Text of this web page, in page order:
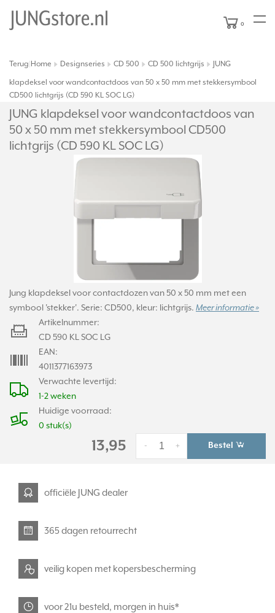
0
Terug Home Designseries CD 500 CD 500 lichtgrijs
JUNG
klapdeksel voor wandcontactdoos van 50 x 50 mm met stekkersymbool
CD500 lichtgrijs (CD 590 KL SOC LG)
JUNG klapdeksel voor wandcontactdoos van
50 x 50 mm met stekkersymbool CD500
lichtgrijs (CD 590 KL SOC LG)
Jung klapdeksel voor contactdozen van 50 x 50 mm met een
symbool 'stekker'. Serie: CD500, kleur: lichtgrijs. Meer informatie »
Verwachte levertijd:
1-2 weken
Huidige voorraad:
0 stuk(s)
Artikelnummer:
CD 590 KL SOC LG
EAN:
4011377163973
13,95 +
- Bestel
officiële JUNG dealer
365 dagen retourrecht
veilig kopen met kopersbescherming
voor 21u besteld, morgen in huis*